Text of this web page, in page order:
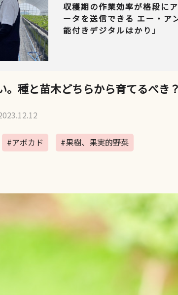
収穫期の作業効率が格段に
ータを送信できる エー・
能付きデジタルはかり」
。種と苗木どちらから育てるべき？
#アボカド #果樹、果実的野菜